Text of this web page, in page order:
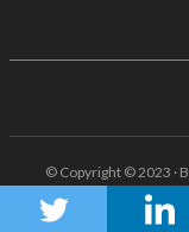
© Copyright © 2023 ·
Condiciones · Aviso